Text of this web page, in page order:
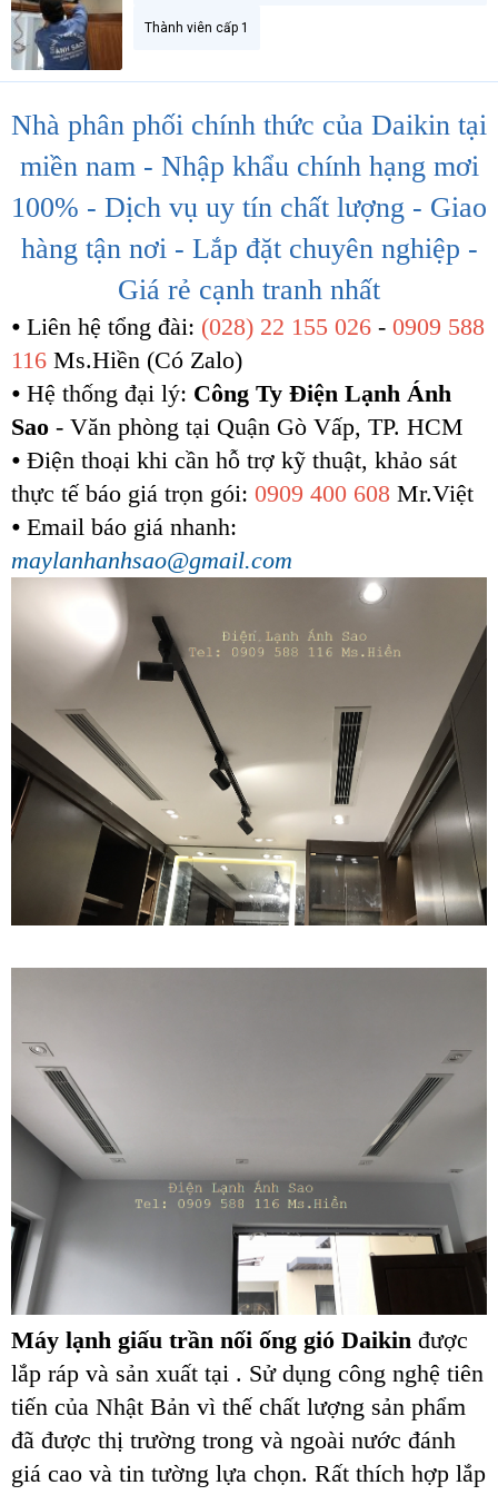
Thành viên cấp 1
Nhà phân phối chính thức của Daikin tại
miền nam - Nhập khẩu chính hạng mơi
100% - Dịch vụ uy tín chất lượng - Giao
hàng tận nơi - Lắp đặt chuyên nghiệp -
Giá rẻ cạnh tranh nhất
⦁ Liên hệ tổng đài: (028) 22 155 026 - 0909 588
116 Ms.Hiền (Có Zalo)
⦁ Hệ thống đại lý: Công Ty Điện Lạnh Ánh
Sao - Văn phòng tại Quận Gò Vấp, TP. HCM
⦁ Điện thoại khi cần hỗ trợ kỹ thuật, khảo sát
thực tế báo giá trọn gói: 0909 400 608 Mr.Việt
⦁ Email báo giá nhanh:
maylanhanhsao@gmail.com
Máy lạnh giấu trần nối ống gió Daikin được
lắp ráp và sản xuất tại . Sử dụng công nghệ tiên
tiến của Nhật Bản vì thế chất lượng sản phẩm
đã được thị trường trong và ngoài nước đánh
giá cao và tin tường lựa chọn. Rất thích hợp lắp